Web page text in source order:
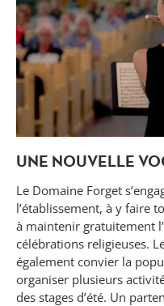
UNE NOUVELLE
Le Domaine Forget
l’établissement, à y faire
à maintenir gratuitement
célébrations religieuses.
également convier la
organiser plusieurs
des stages d’été. Un